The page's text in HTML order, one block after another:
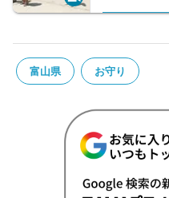
富山県 お守り